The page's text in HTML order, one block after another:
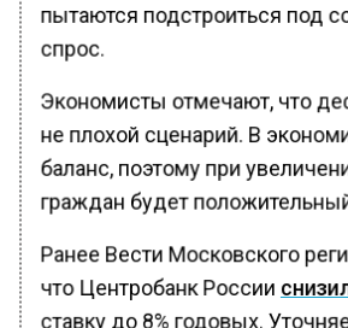
пытаются подстроиться под
спрос.
Экономисты отмечают, что
не плохой сценарий. В
баланс, поэтому при
граждан будет
Ранее Вести Московского
что Центробанк России
ставку до 8% годовых.